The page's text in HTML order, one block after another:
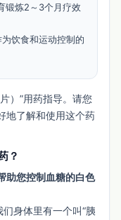
锻炼2～3个月疗效
饮食和运动控制的
）”用药指导。请您
地了解和使用这个药
？
助您控制血糖的白色
身体里有一个叫“胰